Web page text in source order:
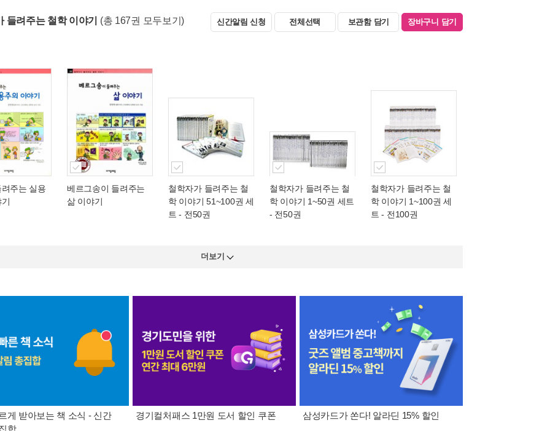
들려주는 철학 이야기 (총 167권 모두보기) 신간알림 신청 전체선택 보관함 담기 장바구니 담기
주는 실용
베르그송이 들려주는
삶 이야기
철학자가 들려주는 철
학 이야기 51~100권 세
트 - 전50권
철학자가 들려주는 철
학 이야기 1~50권 세트
- 전50권
철학자가 들려주는 철
학 이야기 1~100권 세
트 - 전100권
더보기
게 받아보는 책 소식 - 신간
합
경기컬처패스 1만원 도서 할인 쿠폰 삼성카드가 쏜다! 알라딘 15% 할인